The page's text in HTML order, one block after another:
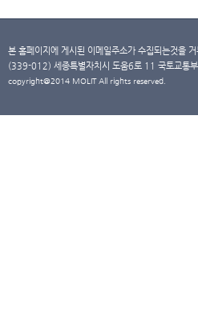
본 홈페이지에 게시된 이메일주소가 수집되는것을
(339-012) 세종특별자치시 도움6로 11 국토교
copyright@2014 MOLIT All rights reserved.